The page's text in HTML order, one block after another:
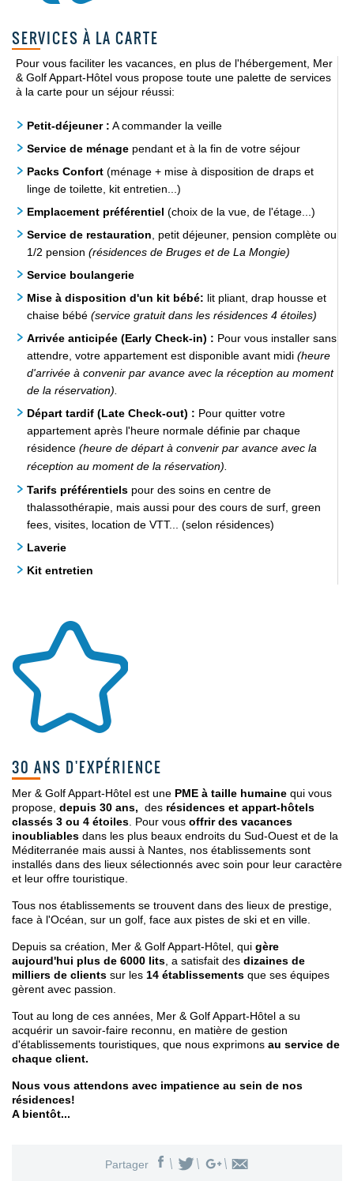
SERVICES À LA CARTE
Pour vous faciliter les vacances, en plus de l'hébergement, Mer
& Golf Appart-Hôtel vous propose toute une palette de services
à la carte pour un séjour réussi:
Petit-déjeuner : A commander la veille
Service de ménage pendant et à la fin de votre séjour
Packs Confort (ménage + mise à disposition de draps et
linge de toilette, kit entretien...)
Emplacement préférentiel (choix de la vue, de l'étage...)
Service de restauration, petit déjeuner, pension complète ou
1/2 pension (résidences de Bruges et de La Mongie)
Service boulangerie
Mise à disposition d'un kit bébé: lit pliant, drap housse et
chaise bébé (service gratuit dans les résidences 4 étoiles)
Arrivée anticipée (Early Check-in) : Pour vous installer sans
attendre, votre appartement est disponible avant midi (heure
d'arrivée à convenir par avance avec la réception au moment
de la réservation).
Départ tardif (Late Check-out) : Pour quitter votre
appartement après l'heure normale définie par chaque
résidence (heure de départ à convenir par avance avec la
réception au moment de la réservation).
Tarifs préférentiels pour des soins en centre de
thalassothérapie, mais aussi pour des cours de surf, green
fees, visites, location de VTT... (selon résidences)
Laverie
Kit entretien
30 ANS D'EXPÉRIENCE
Mer & Golf Appart-Hôtel est une PME à taille humaine qui vous
propose, depuis 30 ans, des résidences et appart-hôtels
classés 3 ou 4 étoiles Pour vous offrir des vacances
inoubliables dans les plus beaux endroits du Sud-Ouest et de la
Méditerranée mais aussi à Nantes, nos établissements sont
installés dans des lieux sélectionnés avec soin pour leur caractère
et leur offre touristique.
Tous nos établissements se trouvent dans des lieux de prestige,
face à l'Océan, sur un golf, face aux pistes de ski et en ville.
Depuis sa création, Mer & Golf Appart-Hôtel, qui gère
aujourd'hui plus de 6000 lits , a satisfait des dizaines de
milliers de clients sur les 14 établissements que ses équipes
gèrent avec passion.
Tout au long de ces années, Mer & Golf Appart-Hôtel a su
acquérir un savoir-faire reconnu, en matière de gestion
d'établissements touristiques, que nous exprimons au service de
chaque client.
Nous vous attendons avec impatience au sein de nos
résidences!
A bientôt...
Partager